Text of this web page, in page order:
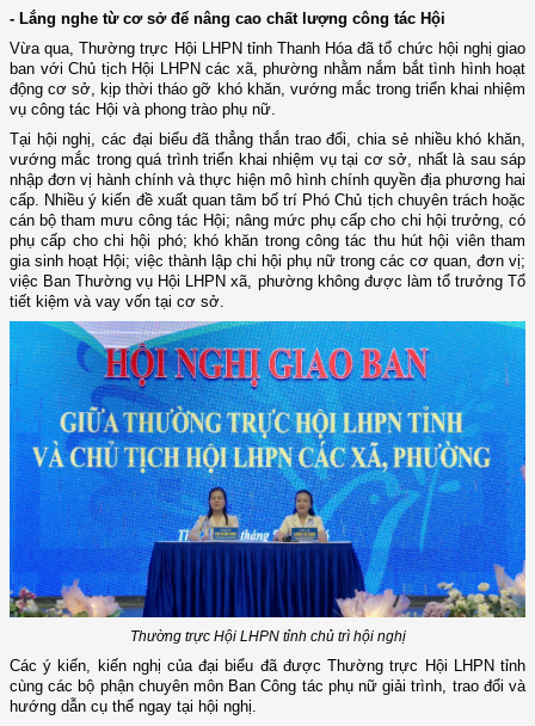
- Lắng nghe từ cơ sở để nâng cao chất lượng công tác Hội
Vừa qua, Thường trực Hội LHPN tỉnh Thanh Hóađãtổ chức hội nghị giao
ban với Chủ tịch Hội LHPN các xã, phường nhằm nắm bắt tình hình hoạt
động cơ sở, kịp thời tháo gỡ khó khăn, vướng mắc trong triển khai nhiệm
vụ công tác Hội và phong trào phụ nữ.
Tại hội nghị, các đại biểu đã thẳng thắn trao đổi, chia sẻ nhiều khó khăn,
vướng mắc trong quá trình triển khai nhiệm vụ tại cơ sở, nhất là sau sáp
nhập đơn vị hành chính và thực hiện mô hình chính quyền địa phương hai
cấp. Nhiều ý kiến đề xuất quan tâm bố trí Phó Chủ tịch chuyên trách hoặc
cán bộ tham mưu công tác Hội; nâng mức phụ cấp cho chi hội trưởng, có
phụ cấp cho chi hội phó; khó khăn trong công tác thu hút hội viên tham
gia sinh hoạt Hội; việc thành lập chi hội phụ nữ trong các cơ quan, đơn vị;
việc Ban Thường vụ Hội LHPN xã, phường không được làm tổ trưởng Tổ
tiết kiệm và vay vốn tại cơ sở.
Thường trực Hội LHPN tỉnh chủ trì hội nghị
Các ý kiến, kiến nghị của đại biểu đã được Thường trực Hội LHPN tỉnh
cùng các bộ phận chuyên môn Ban Công tác phụ nữ giải trình, trao đổi và
hướng dẫn cụ thể ngay tại hội nghị.